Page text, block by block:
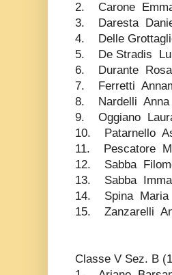
2. Carone
3. Daresta
4. Delle
5. De Stradis
6. Durante
7. Ferretti
8. Nardelli Anna
9. Oggiano
10. Patarnello
11. Pescatore
12. Sabba
13. Sabba
14. Spina Maria
15. Zanzarelli
Classe V Sez. B